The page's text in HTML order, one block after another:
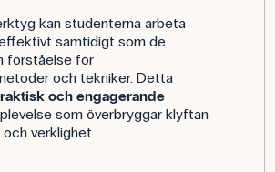
kan studenterna arbeta
samtidigt som de
förståelse för
och tekniker. Detta
och engagerande
som överbryggar klyftan
verklighet.